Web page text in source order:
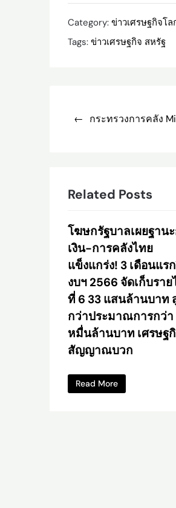
Category: ข่าวเศรษฐกิจโล
Tags: ข่าวเศรษฐกิจ สหรัฐ
navigation
กระทรวงการคลัง
Related Posts
โฆษกรัฐบาลเผยฐาน
เงิน-การคลังไทย
แข็งแกร่ง! 3 เดือนแร
งบฯ 2566 จัดเก็บราย
ที่ 6 33 แสนล้านบาท
กว่าประมาณการกว่า
หมื่นล้านบาท เศรษฐ
สัญญาณบวก
Read More